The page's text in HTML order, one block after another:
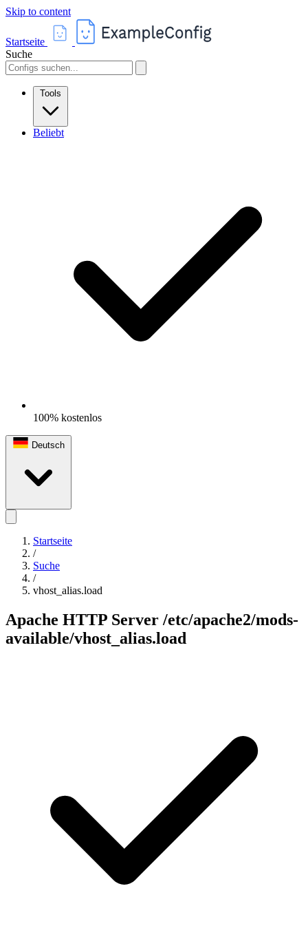
Skip to content
Startseite
Suche
Tools
Beliebt
100% kostenlos
Deutsch
Startseite
/
Suche
/
vhost_alias.load
Apache HTTP Server /etc/apache2/mods-
available/vhost_alias.load